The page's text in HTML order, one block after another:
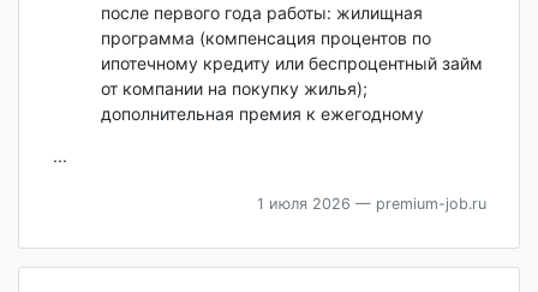
после первого года работы: жилищная
программа (компенсация процентов по
ипотечному кредиту или беспроцентный займ
от компании на покупку жилья);
дополнительная премия к ежегодному
...
1 июля 2026 — premium-job.ru